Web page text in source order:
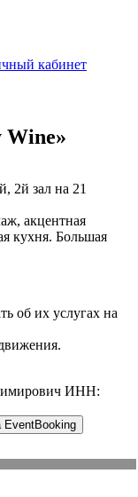
кабинет
Wine»
2й зал на 21
акцентная
кухня. Большая
об их услугах на
ИНН: